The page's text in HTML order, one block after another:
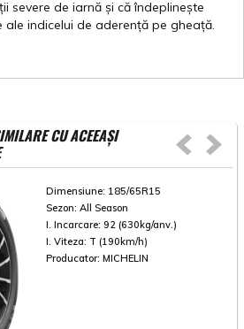
severe de iarnă și că îndeplinește
ale indicelui de aderență pe gheață.
CU ACEEAȘI
Dimensiune: 185/65R15
Sezon: All Season
I. Incarcare: 92 (630kg/anv.)
I. Viteza: T (190km/h)
Producator: MICHELIN